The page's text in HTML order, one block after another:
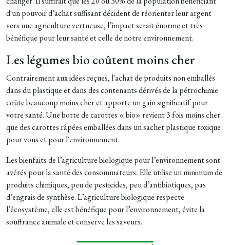
d'un pouvoir d’achat suffisant décident de réorienter leur argent
vers une agriculture vertueuse, l’impact serait énorme et très
bénéfique pour leur santé et celle de notre environnement.
Les légumes bio coûtent moins cher
Contrairement aux idées reçues, l'achat de produits non emballés
dans du plastique et dans des contenants dérivés de la pétrochimie
coûte beaucoup moins cher et apporte un gain significatif pour
votre santé. Une botte de carottes « bio» revient 3 fois moins cher
que des carottes râpées emballées dans un sachet plastique toxique
pour vous et pour l'environnement.
Les bienfaits de l’agriculture biologique pour l’environnement sont
avérés pour la santé des consommateurs. Elle utilise un minimum de
produits chimiques, peu de pesticides, peu d’antibiotiques, pas
d’engrais de synthèse. L’agriculture biologique respecte
l’écosystème, elle est bénéfique pour l’environnement, évite la
souffrance animale et conserve les saveurs.